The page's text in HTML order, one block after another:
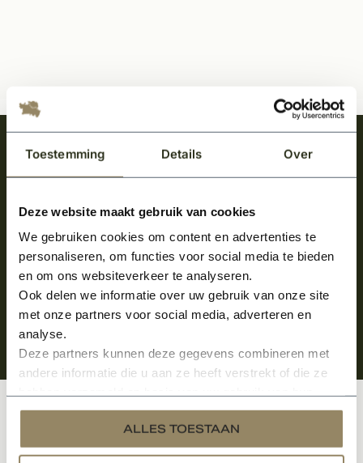
Toestemming Details Over
Deze website maakt gebruik van cookies
We gebruiken cookies om content en advertenties te
personaliseren, om functies voor social media te bieden
en om ons websiteverkeer te analyseren.
Ook delen we informatie over uw gebruik van onze site
met onze partners voor social media, adverteren en
analyse.
Deze partners kunnen deze gegevens combineren met
andere informatie die u aan ze heeft verstrekt of die ze
services.
ALLES TOESTAAN
Meld je aan en ontvang het laatste nieuws
over onze kempische bouwstijl!
Aanmelden voor de nieuwsbrief
Klantenservice